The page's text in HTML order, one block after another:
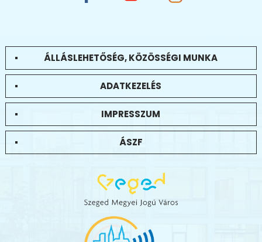
ÁLLÁSLEHETŐSÉG, KÖZÖSSÉGI MUNKA
ADATKEZELÉS
IMPRESSZUM
ÁSZF